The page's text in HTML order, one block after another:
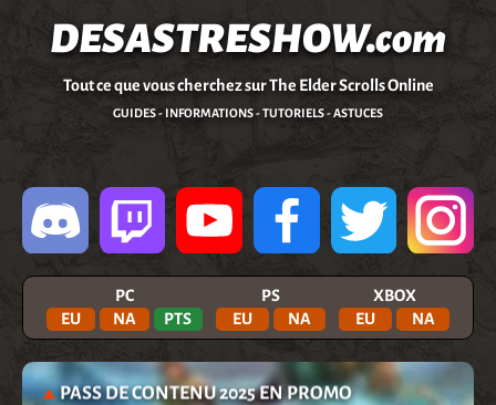
DESASTRESHOW.com
Tout ce que vous cherchez sur The Elder Scrolls Online
GUIDES - INFORMATIONS - TUTORIELS - ASTUCES
PC
EU
NA PTS
PS
EU
NA
XBOX
EU
NA
PASS DE CONTENU 2025 EN PROMO